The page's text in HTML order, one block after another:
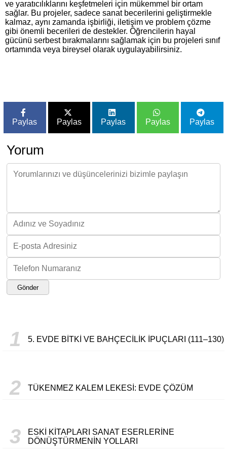
ve yaratıcılıklarını keşfetmeleri için mükemmel bir ortam
sağlar. Bu projeler, sadece sanat becerilerini geliştirmekle
kalmaz, aynı zamanda işbirliği, iletişim ve problem çözme
gibi önemli becerileri de destekler. Öğrencilerin hayal
gücünü serbest bırakmalarını sağlamak için bu projeleri sınıf
ortamında veya bireysel olarak uygulayabilirsiniz.
Paylas Paylas Paylas Paylas Paylas
Yorum
Gönder
1 5. EVDE BITKI VE BAHÇECILIK İPUÇLARI (111–130)
2 TÜKENMEZ KALEM LEKESI: EVDE ÇÖZÜM
3
ESKI KITAPLARI SANAT ESERLERINE
DÖNÜŞTÜRMENIN YOLLARI